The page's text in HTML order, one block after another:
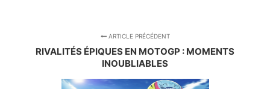
ARTICLE PRÉCÉDENT
RIVALITÉS ÉPIQUES EN MOTOGP : MOMENTS
INOUBLIABLES